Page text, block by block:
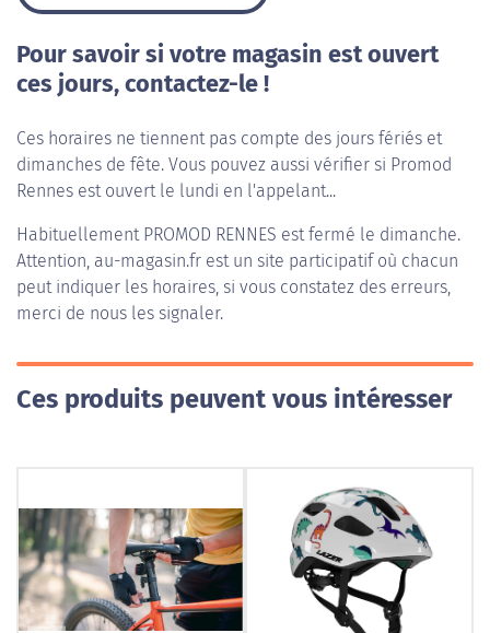
Pour savoir si votre magasin est ouvert
ces jours, contactez-le !
Ces horaires ne tiennent pas compte des jours fériés et
dimanches de fête. Vous pouvez aussi vérifier si Promod
Rennes est ouvert le lundi en l'appelant...
Habituellement PROMOD RENNES est fermé le dimanche.
Attention, au-magasin.fr est un site participatif où chacun
peut indiquer les horaires, si vous constatez des erreurs,
merci de nous les signaler.
Ces produits peuvent vous intéresser